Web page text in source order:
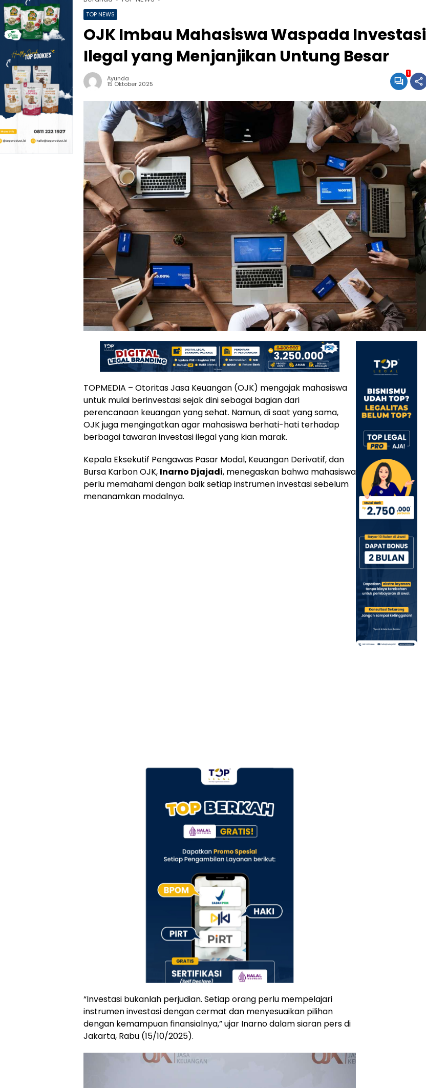
TOP NEWS
OJK Imbau Mahasiswa Waspada Investasi
Ilegal yang Menjanjikan Untung Besar
Ayunda
15 Oktober 2025
1
TOPMEDIA – Otoritas Jasa Keuangan (OJK) mengajak mahasiswa
untuk mulai berinvestasi sejak dini sebagai bagian dari
perencanaan keuangan yang sehat. Namun, di saat yang sama,
OJK juga mengingatkan agar mahasiswa berhati-hati terhadap
berbagai tawaran investasi ilegal yang kian marak.
Kepala Eksekutif Pengawas Pasar Modal, Keuangan Derivatif, dan
Bursa Karbon OJK, Inarno Djajadi, menegaskan bahwa mahasiswa
perlu memahami dengan baik setiap instrumen investasi sebelum
menanamkan modalnya.
“Investasi bukanlah perjudian. Setiap orang perlu mempelajari
instrumen investasi dengan cermat dan menyesuaikan pilihan
dengan kemampuan finansialnya,” ujar Inarno dalam siaran pers di
Jakarta, Rabu (15/10/2025).